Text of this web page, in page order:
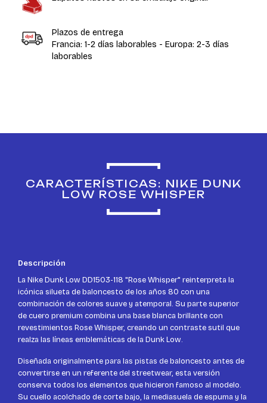
Plazos de entrega
Francia: 1-2 días laborables - Europa: 2-3 días
laborables
CARACTERÍSTICAS: NIKE DUNK
LOW ROSE WHISPER
Descripción
La Nike Dunk Low DD1503-118 "Rose Whisper" reinterpreta la
icónica silueta de baloncesto de los años 80 con una
combinación de colores suave y atemporal. Su parte superior
de cuero premium combina una base blanca brillante con
revestimientos Rose Whisper, creando un contraste sutil que
realza las líneas emblemáticas de la Dunk Low.
Diseñada originalmente para las pistas de baloncesto antes de
convertirse en un referente del streetwear, esta versión
conserva todos los elementos que hicieron famoso al modelo.
Su cuello acolchado de corte bajo, la mediasuela de espuma y la